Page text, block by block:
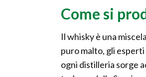
Come si
Il whisky è una
puro malto, gli
ogni distilleria sorge